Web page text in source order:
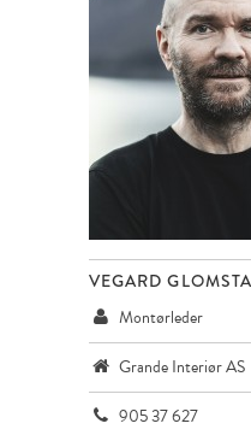
VEGARD
Montørleder
Grande Interiør AS
905 37 627